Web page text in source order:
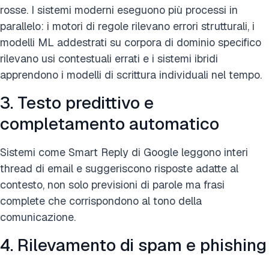
rosse. I sistemi moderni eseguono più processi in
parallelo: i motori di regole rilevano errori strutturali, i
modelli ML addestrati su corpora di dominio specifico
rilevano usi contestuali errati e i sistemi ibridi
apprendono i modelli di scrittura individuali nel tempo.
3. Testo predittivo e
completamento automatico
Sistemi come Smart Reply di Google leggono interi
thread di email e suggeriscono risposte adatte al
contesto, non solo previsioni di parole ma frasi
complete che corrispondono al tono della
comunicazione.
4. Rilevamento di spam e phishing